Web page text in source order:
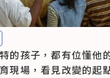
的孩子，都有位懂他
現場，看見改變的起